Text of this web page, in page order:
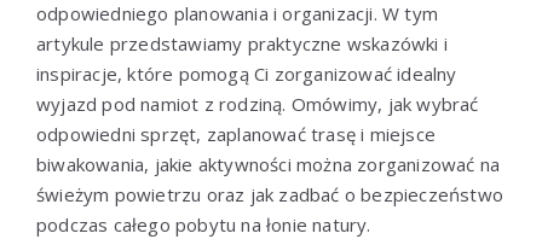
odpowiedniego planowania i organizacji. W tym
artykule przedstawiamy praktyczne wskazówki i
inspiracje, które pomogą Ci zorganizować idealny
wyjazd pod namiot z rodziną. Omówimy, jak wybrać
odpowiedni sprzęt, zaplanować trasę i miejsce
biwakowania, jakie aktywności można zorganizować na
świeżym powietrzu oraz jak zadbać o bezpieczeństwo
podczas całego pobytu na łonie natury.